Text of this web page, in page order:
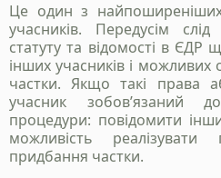
Це один з найпоширеніших
учасників. Передусім
статуту та відомості в
інших учасників і
частки. Якщо такі права
учасник зобов’язаний
процедури: повідомити
можливість
придбання частки.